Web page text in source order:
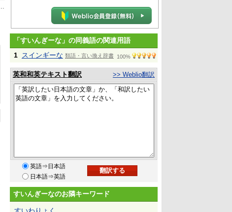
「すいんぎーな」の同義語の関連用語
1
スインギーな 類語・言い換え辞書 100%
英和和英テキスト翻訳 >> Weblio翻訳
英語⇒日本語
日本語⇒英語
すいんぎーなのお隣キーワード